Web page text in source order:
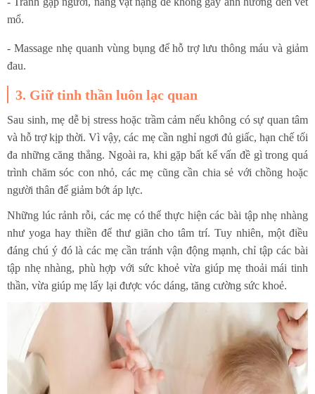
mổ.
- Massage nhẹ quanh vùng bụng để hỗ trợ lưu thông máu và giảm
đau.
3. Giữ tinh thần luôn lạc quan
Sau sinh, mẹ dễ bị stress hoặc trầm cảm nếu không có sự quan tâm
và hỗ trợ kịp thời. Vì vậy, các mẹ cần nghỉ ngơi đủ giấc, hạn chế tối
đa những căng thẳng. Ngoài ra, khi gặp bất kể vấn đề gì trong quá
trình chăm sóc con nhỏ, các mẹ cũng cần chia sẻ với chồng hoặc
người thân để giảm bớt áp lực.
Những lúc rảnh rỗi, các mẹ có thể thực hiện các bài tập nhẹ nhàng
như yoga hay thiền để thư giãn cho tâm trí. Tuy nhiên, một điều
đáng chú ý đó là các mẹ cần tránh vận động mạnh, chỉ tập các bài
tập nhẹ nhàng, phù hợp với sức khoẻ vừa giúp mẹ thoải mái tinh
thần, vừa giúp mẹ lấy lại được vóc dáng, tăng cường sức khoẻ.